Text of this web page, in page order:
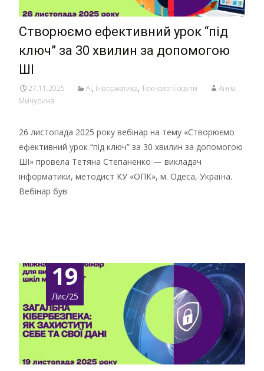
Створюємо ефективний урок “під
ключ” за 30 хвилин за допомогою
ШІ
27.11.2025 AI, Інформатика, Технології освіти
Анна
Мичурина
26 листопада 2025 року вебінар на тему «Створюємо
ефективний урок “під ключ” за 30 хвилин за допомогою
ШІ» провела Тетяна Степаненко — викладач
інформатики, методист КУ «ОПК», м. Одеса, Україна.
Вебінар був
19
Лис/25